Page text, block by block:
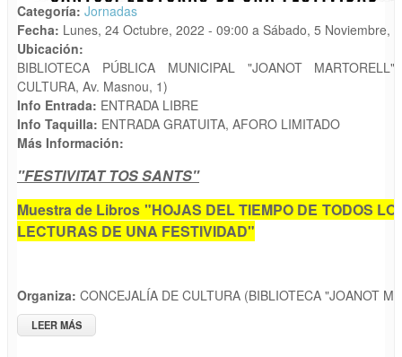
Categoría: Jornadas
Fecha: Lunes, 24 Octubre, 2022 - 09:00 a Sábado, 5 Noviembre,
Ubicación:
BIBLIOTECA PÚBLICA MUNICIPAL "JOANOT
CULTURA, Av. Masnou, 1)
Info Entrada: ENTRADA LIBRE
Info Taquilla: ENTRADA GRATUITA, AFORO LIMITADO
Más Información:
"FESTIVITAT TOS SANTS"
Muestra de Libros "HOJAS DEL TIEMPO DE TODOS
LECTURAS DE UNA FESTIVIDAD"
Organiza: CONCEJALÍA DE CULTURA (BIBLIOTECA "JOANOT
LEER MÁS